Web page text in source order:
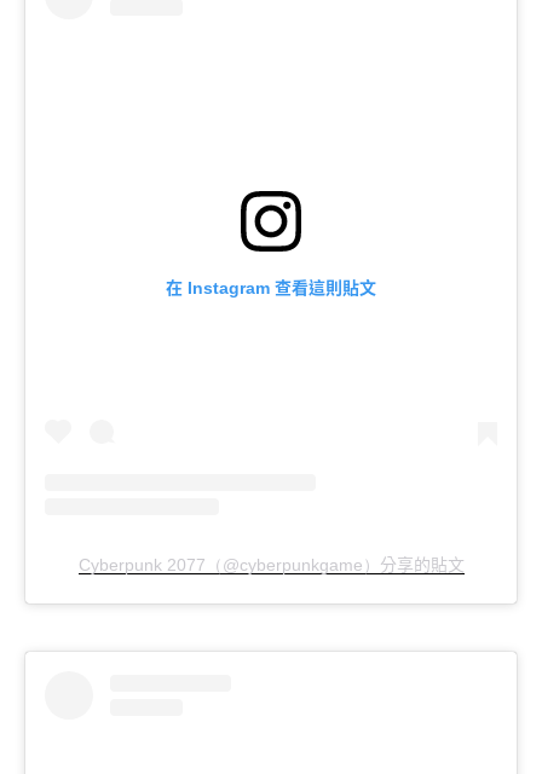
在 Instagram 查看這則貼文
Cyberpunk 2077（@cyberpunkgame） 分享的貼文